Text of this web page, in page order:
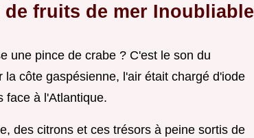
fruits de mer Inoubliable
une pince de crabe ? C'est le son du
côte gaspésienne, l'air était chargé d'iode
face à l'Atlantique.
des citrons et ces trésors à peine sortis de